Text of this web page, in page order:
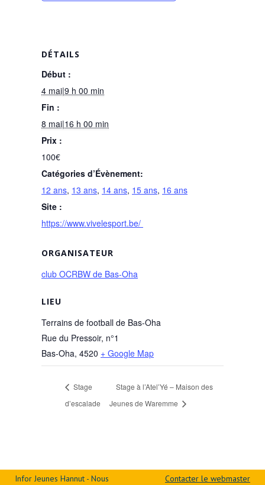
DÉTAILS
Début :
4 mai|9 h 00 min
Fin :
8 mai|16 h 00 min
Prix :
100€
Catégories d’Évènement:
12 ans, 13 ans, 14 ans, 15 ans, 16 ans
Site :
https://www.vivelesport.be/
LIEU
Terrains de football de Bas-Oha
Rue du Pressoir, n°1
Bas-Oha, 4520 + Google Map
ORGANISATEUR
club OCRBW de Bas-Oha
Stage
d’escalade
Stage à l’Atel’Yé – Maison des
Jeunes de Waremme
Infor Jeunes Hannut - Nous Contacter le webmaster